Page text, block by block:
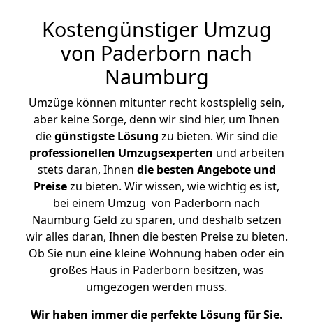
Kostengünstiger Umzug
von Paderborn nach
Naumburg
Umzüge können mitunter recht kostspielig sein,
aber keine Sorge, denn wir sind hier, um Ihnen
diegünstigste Lösung zu bieten. Wir sind die
professionellen Umzugsexperten und arbeiten
stets daran, Ihnen die besten Angebote und
Preisezu bieten. Wir wissen, wie wichtig es ist,
bei einem Umzug von Paderborn nach
Naumburg Geld zu sparen, und deshalb setzen
wir alles daran, Ihnen die besten Preise zu bieten.
Ob Sie nun eine kleine Wohnung haben oder ein
großes Haus in Paderborn besitzen, was
umgezogen werden muss.
Wir haben immer die perfekte Lösung für Sie.